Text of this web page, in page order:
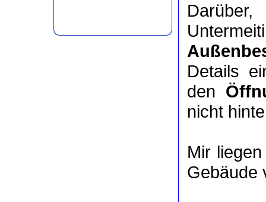
Details
den
nicht
Mir
Gebäude